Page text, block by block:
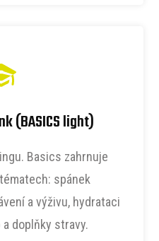
(BASICS light)
Basics zahrnuje
spánek
a výživu, hydrataci
a doplňky stravy.